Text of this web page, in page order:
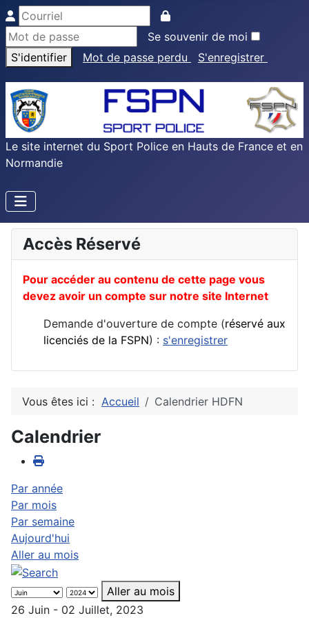
Se souvenir de moi
S'identifier
Mot de passe perdu S'enregistrer
Le site internet du Sport Police en Hauts de France et en
Normandie
Accès Réservé
Pour accéder au contenu de cette page vous
devez avoir un compte sur notre site Internet
Demande d'ouverture de compte (réservé aux
licenciés de la FSPN) : s'enregistrer
Vous êtes ici : Accueil Calendrier HDFN
Calendrier
Par année
Par mois
Par semaine
Aujourd'hui
Aller au mois
Aller au mois
26 Juin - 02 Juillet, 2023